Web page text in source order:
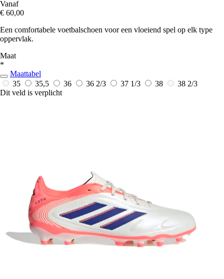
Vanaf
€ 60,00
Een comfortabele voetbalschoen voor een vloeiend spel op elk type
oppervlak.
Maat
*
Maattabel
35
35,5 36 36 2/3 37 1/3 38
38 2/3
Dit veld is verplicht